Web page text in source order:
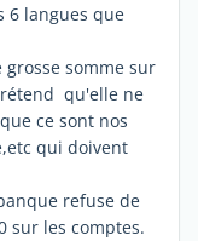
6 langues que
somme sur
qu'elle ne
ce sont nos
qui doivent
refuse de
sur les comptes.